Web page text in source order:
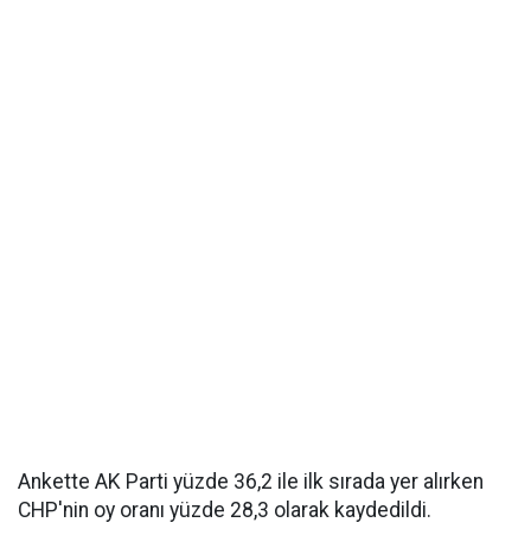
Ankette AK Parti yüzde 36,2 ile ilk sırada yer alırken
CHP'nin oy oranı yüzde 28,3 olarak kaydedildi.